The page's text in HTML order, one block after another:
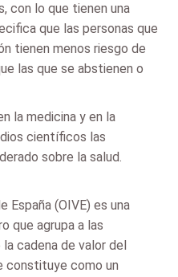
con lo que tienen una
que las personas que
tienen menos riesgo de
las que se abstienen o
la medicina y en la
científicos las
sobre la salud.
España (OIVE) es una
que agrupa a las
cadena de valor del
constituye como un